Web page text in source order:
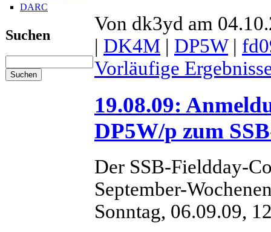
DARC
Suchen
Von dk3yd am
| DK4M | DP5W|
Vorläufige
19.08.09:
DP5W/p zum
Der SSB-Fieldday-
September-
Sonntag, 06.09.09,